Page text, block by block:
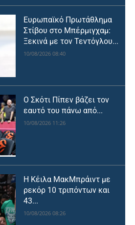
Ευρωπαϊκό Πρωτάθλημα
Στίβου στο Μπέρμιγχαμ:
Ξεκινά με τον Τεντόγλου...
10/08/2026 08:40
Ο Σκότι Πίπεν βάζει τον
εαυτό του πάνω από...
10/08/2026 11:26
Η Κέιλα ΜακΜπράιντ με
ρεκόρ 10 τριπόντων και
43...
10/08/2026 08:26